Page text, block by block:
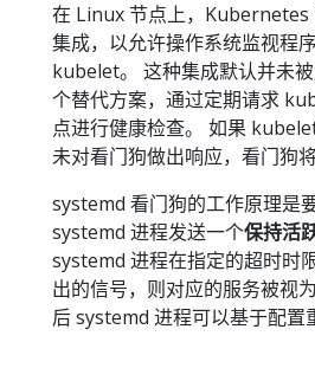
在 Linux 节点上，Kubernetes
集成，以允许操作系统监视程
kubelet。 这种集成默认并未
个替代方案，通过定期请求
点进行健康检查。 如果
未对看门狗做出响应，看门狗
systemd 看门狗的工作原理是
systemd 进程发送一个保持活
systemd 进程在指定的超时时
出的信号，则对应的服务被视
后 systemd 进程可以基于配置